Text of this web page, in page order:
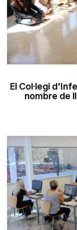
El Col·legi
nombre de